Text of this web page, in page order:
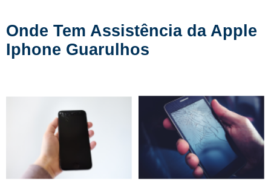
Onde Tem Assistência da Apple
Iphone Guarulhos